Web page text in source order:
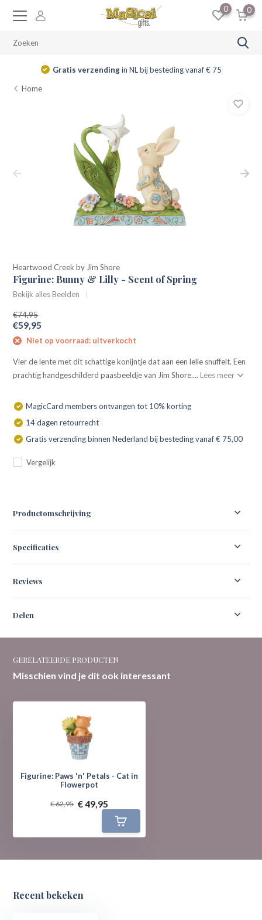
0 0
Gratis verzendingin NL bij besteding vanaf € 75
Home
Heartwood Creek by Jim Shore
Figurine: Bunny & Lilly - Scent of Spring
Bekijk alles Beelden
€74,95
€59,95
Niet op voorraad: uitverkocht
Vier de lente met dit schattige konijntje dat aan een lelie snuffelt. Een
prachtig handgeschilderd paasbeeldje van Jim Shore.... Lees meer
MagicCard members ontvangen tot 10% korting
14 dagen retourrecht
Gratis verzending binnen Nederland bij besteding vanaf € 75,00
Vergelijk
Productomschrijving
Specificaties
Reviews
Delen
GERELATEERDE PRODUCTEN
Misschien vind je dit ook interessant
Figurine: Paws 'n' Petals - Cat in
Flowerpot
€ 62,95 € 49,95
Recent bekeken